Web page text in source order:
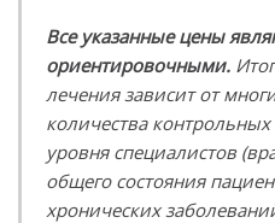
Все указанные цены
ориентировочными.
лечения зависит от
количества
уровня специалистов
общего состояния
хронических